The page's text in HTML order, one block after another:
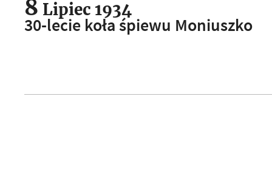
8 Lipiec 1934
30-lecie koła śpiewu Moniuszko